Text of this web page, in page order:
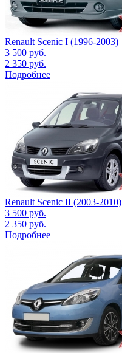
Renault Scenic I (1996-2003)
3 500 руб.
2 350 руб.
Подробнее
Renault Scenic II (2003-2010)
3 500 руб.
2 350 руб.
Подробнее